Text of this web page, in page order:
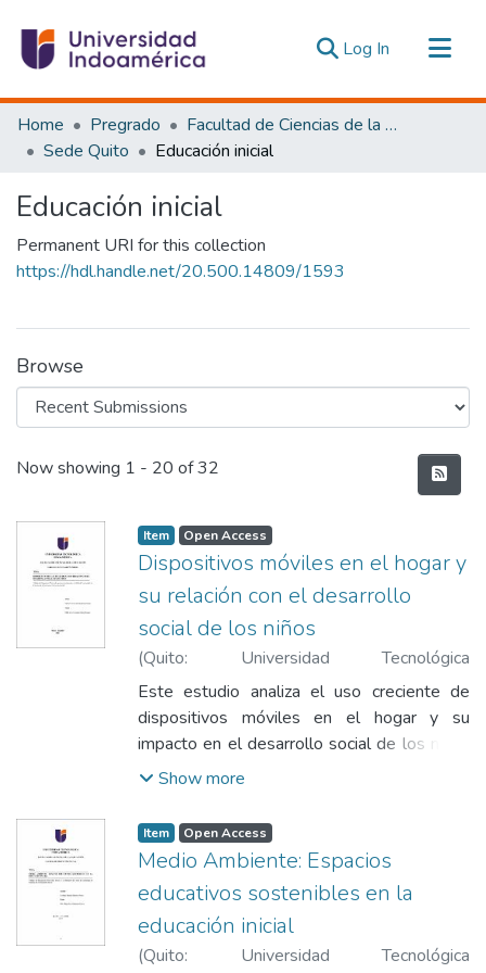
Log In (current)
Communities & Collections
All of DSpace
Estadísticas Externas
Home Pregrado
Facultad de Ciencias de la Educación, De la Educación y Desarrollo Social
Sede Quito
Educación inicial
Educación inicial
Permanent URI for this collection
https://hdl.handle.net/20.500.14809/1593
Browse
Recent Submissions
Now showing 1 - 20 of 32
Item Open Access
Dispositivos móviles en el hogar y
su relación con el desarrollo
social de los niños
(Quito: Universidad Tecnológica
Indoamérica, 2025) Arboleda Numerable,
Michell David;Mora Rosales, José
Clemente
Este estudio analiza el uso creciente de
dispositivos móviles en el hogar y su
impacto en el desarrollo social de los niños
de 3 a 5 años. A nivel internacional y en
alertan sobre los riesgos de la exposición
temprana a la tecnología, mientras que en
Ecuador el currículo de Educación Inicial
enfatiza el fortalecimiento de habilidades
sociales. Con un enfoque cuantitativo
descriptivo- correlacional, basada en una
Show more
Item Open Access
Medio Ambiente: Espacios
educativos sostenibles en la
educación inicial
(Quito: Universidad Tecnológica